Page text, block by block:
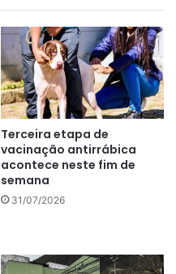
Terceira etapa de
vacinação antirrábica
acontece neste fim de
semana
31/07/2026